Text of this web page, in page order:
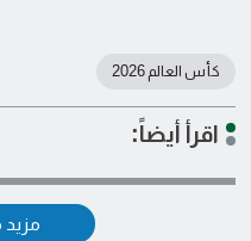
كأس العالم 2026
اقرأ أيضاً:
مزيد